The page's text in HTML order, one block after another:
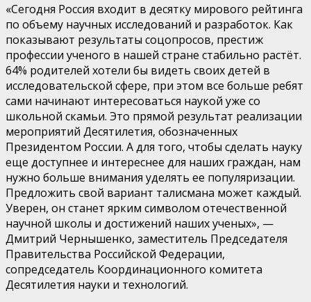
«Сегодня Россия входит в десятку мирового рейтинга
по объему научных исследований и разработок. Как
показывают результаты соцопросов, престиж
профессии ученого в нашей стране стабильно растёт.
64% родителей хотели бы видеть своих детей в
исследовательской сфере, при этом все больше ребят
сами начинают интересоваться наукой уже со
школьной скамьи. Это прямой результат реализации
мероприятий Десятилетия, обозначенных
Президентом России. А для того, чтобы сделать науку
еще доступнее и интереснее для наших граждан, нам
нужно больше внимания уделять ее популяризации.
Предложить свой вариант талисмана может каждый.
Уверен, он станет ярким символом отечественной
научной школы и достижений наших ученых», —
Дмитрий Чернышенко, заместитель Председателя
Правительства Российской Федерации,
сопредседатель Координационного комитета
Десятилетия науки и технологий.